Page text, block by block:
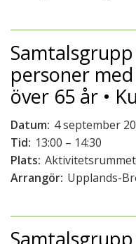
personer
över 65 år •
Datum: 4 september
Tid: 13:00 – 14:30
Plats:
Arrangör: Upplands-